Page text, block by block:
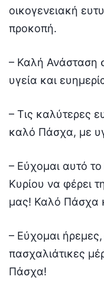
οικογενειακή
προκοπή.
– Καλή Ανάσταση
υγεία και
– Τις καλύτερες
καλό Πάσχα, με
– Εύχομαι αυτό
Κυρίου να φέρει
μας! Καλό Πάσχα
– Εύχομαι
πασχαλιάτικες
Πάσχα!